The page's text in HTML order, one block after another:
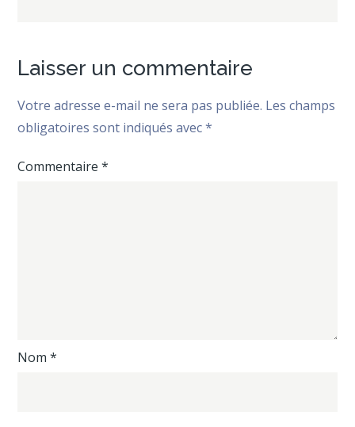
Laisser un commentaire
Votre adresse e-mail ne sera pas publiée. Les champs
obligatoires sont indiqués avec*
Commentaire*
Nom*